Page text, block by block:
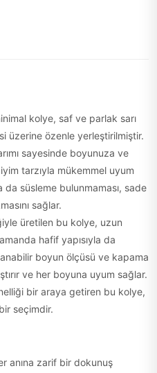
kolye, saf ve parlak sarı
üzerine özenle yerleştirilmiştir.
sayesinde boyunuza ve
tarzıyla mükemmel uyum
süsleme bulunmaması, sade
sağlar.
üretilen bu kolye, uzun
hafif yapısıyla da
boyun ölçüsü ve kapama
ve her boyuna uyum sağlar.
bir araya getiren bu kolye,
seçimdir.
anına zarif bir dokunuş